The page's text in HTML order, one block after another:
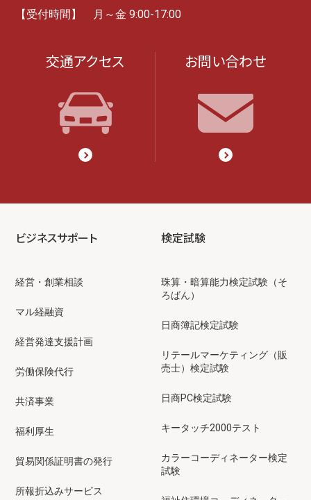
【受付時間】 月～金 9:00-17:00
交通アクセス お問い合わせ
ビジネスサポート
経営・創業相談
マル経融資
経営発達支援計画
労働保険代行
共済事業
福利厚生
貿易関係証明書の発行
所報折込みサービス
検定試験
珠算・暗算能力検定試験（そ
ろばん）
日商簿記検定試験
リテールマーケティング（販
売士）検定試験
日商PC検定試験
キータッチ2000テスト
カラーコーディネーター検定
試験